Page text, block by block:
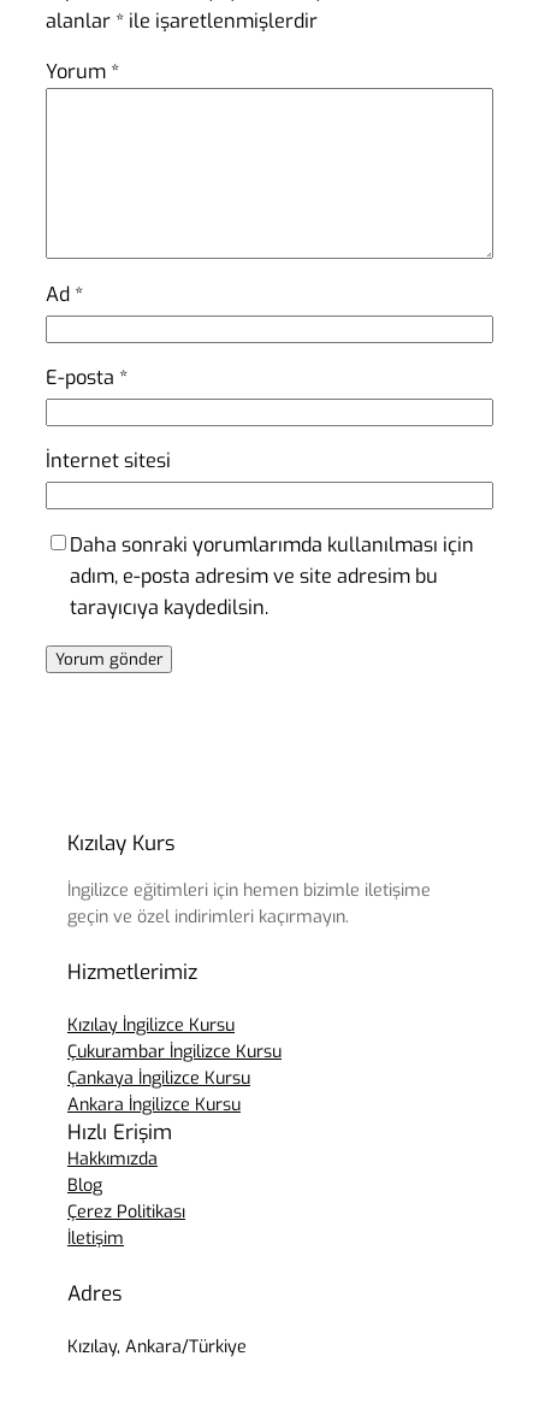
alanlar * ile işaretlenmişlerdir
Yorum *
Ad *
E-posta *
İnternet sitesi
Daha sonraki yorumlarımda kullanılması için
adım, e-posta adresim ve site adresim bu
tarayıcıya kaydedilsin.
Kızılay Kurs
İngilizce eğitimleri için hemen bizimle iletişime
geçin ve özel indirimleri kaçırmayın.
Hizmetlerimiz
Kızılay İngilizce Kursu
Çukurambar İngilizce Kursu
Çankaya İngilizce Kursu
Ankara İngilizce Kursu
Hızlı Erişim
Hakkımızda
Blog
Çerez Politikası
İletişim
Adres
Kızılay, Ankara/Türkiye